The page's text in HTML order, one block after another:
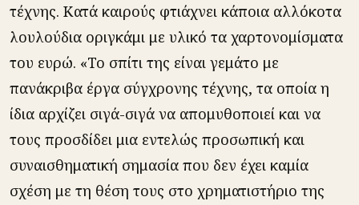
τέχνης. Κατά καιρούς φτιάχνει κάποια αλλόκοτα
λουλούδια οριγκάμι με υλικό τα χαρτονομίσματα
του ευρώ. «Το σπίτι της είναι γεμάτο με
πανάκριβα έργα σύγχρονης τέχνης, τα οποία η
ίδια αρχίζει σιγά-σιγά να απομυθοποιεί και να
τους προσδίδει μια εντελώς προσωπική και
συναισθηματική σημασία που δεν έχει καμία
σχέση με τη θέση τους στο χρηματιστήριο της